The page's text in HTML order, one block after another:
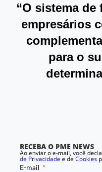
“O sistema
empresários
para o
RECEBA O PME NEWS
Ao enviar o e-mail, você
de Privacidadee deCookies
E-mail